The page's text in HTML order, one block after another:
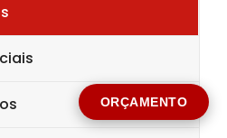
ORÇAMENTO